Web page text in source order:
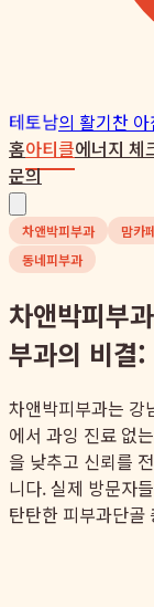
테토남의 활기찬 아
홈아티클에너지 체
문의
차앤박피부과 맘카
동네피부과
차앤박피부
부과의 비결
차앤박피부과는 강
에서 과잉 진료 없
을 낮추고 신뢰를
니다. 실제 방문자
탄탄한 피부과단골